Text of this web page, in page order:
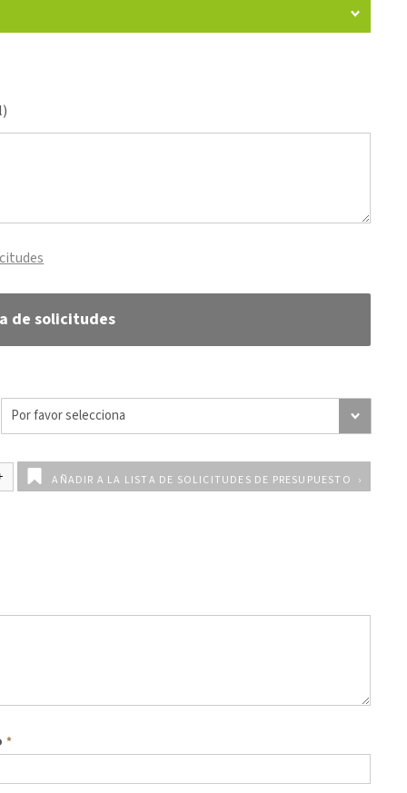
de solicitudes
AÑADIR A LA LISTA DE SOLICITUDES DE PRESUPUESTO
*